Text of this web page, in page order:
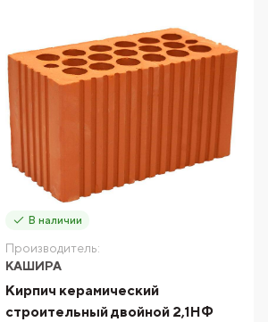
В наличии
Производитель:
КАШИРА
Кирпич керамический
строительный двойной 2,1НФ